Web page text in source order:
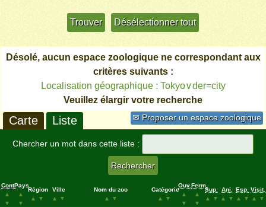
Désolé, aucun espace zoologique ne correspondant aux
critères suivants :
Localisation géographique : Tokyo∨der=city
Veuillez élargir votre recherche
✉ Proposer un espace zoologique
Carte Liste
Chercher un mot dans cette liste :
Cont.
▲
▼
Pays
▲
▼
Région
▲
▼
Ville
▲
▼
Nom du zoo
▲
▼
Catégorie
▲
▼
Ouv.
▲
▼
Ferm.
▲
▼
Sup.
▲
▼
Ani.
▲
▼
Esp.
▲
▼
Visit.
▲
▼